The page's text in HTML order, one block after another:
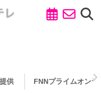
供 FNNプライムオンラ